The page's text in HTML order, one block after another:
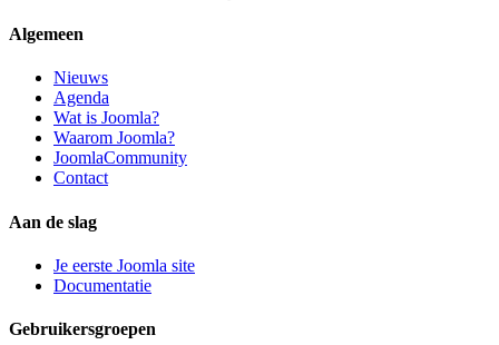
Algemeen
Nieuws
Agenda
Wat is Joomla?
Waarom Joomla?
JoomlaCommunity
Contact
Aan de slag
Je eerste Joomla site
Documentatie
Gebruikersgroepen